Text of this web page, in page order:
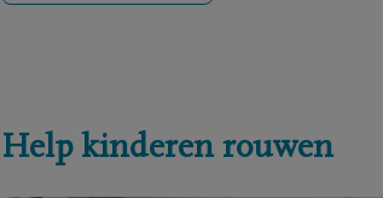
Help kinderen rouwen